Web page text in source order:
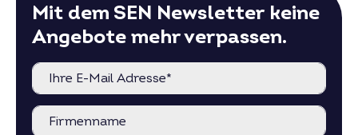
Mit dem SEN Newsletter keine
Angebote mehr verpassen.